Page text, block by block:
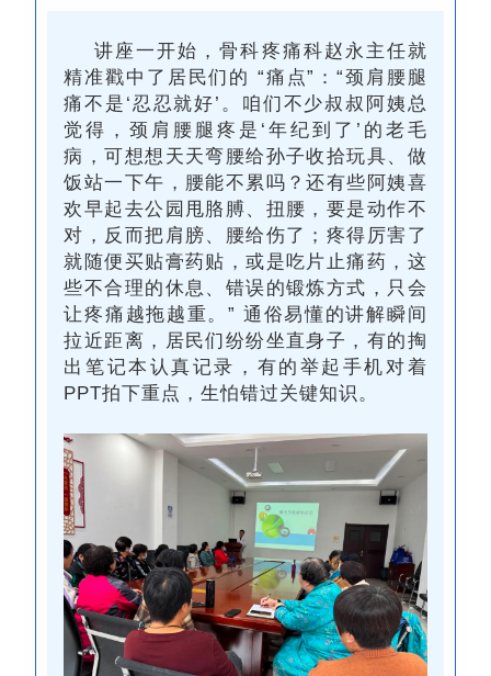
讲座一开始，骨科疼痛科赵永主任就
精准戳中了居民们的 “痛点”：“颈肩腰腿
痛不是‘忍忍就好’。咱们不少叔叔阿姨总
觉得，颈肩腰腿疼是‘年纪到了’的老毛
病，可想想天天弯腰给孙子收拾玩具、做
饭站一下午，腰能不累吗？还有些阿姨喜
欢早起去公园甩胳膊、扭腰，要是动作不
对，反而把肩膀、腰给伤了；疼得厉害了
就随便买贴膏药贴，或是吃片止痛药，这
些不合理的休息、错误的锻炼方式，只会
让疼痛越拖越重。” 通俗易懂的讲解瞬间
拉近距离，居民们纷纷坐直身子，有的掏
出笔记本认真记录，有的举起手机对着
PPT拍下重点，生怕错过关键知识。